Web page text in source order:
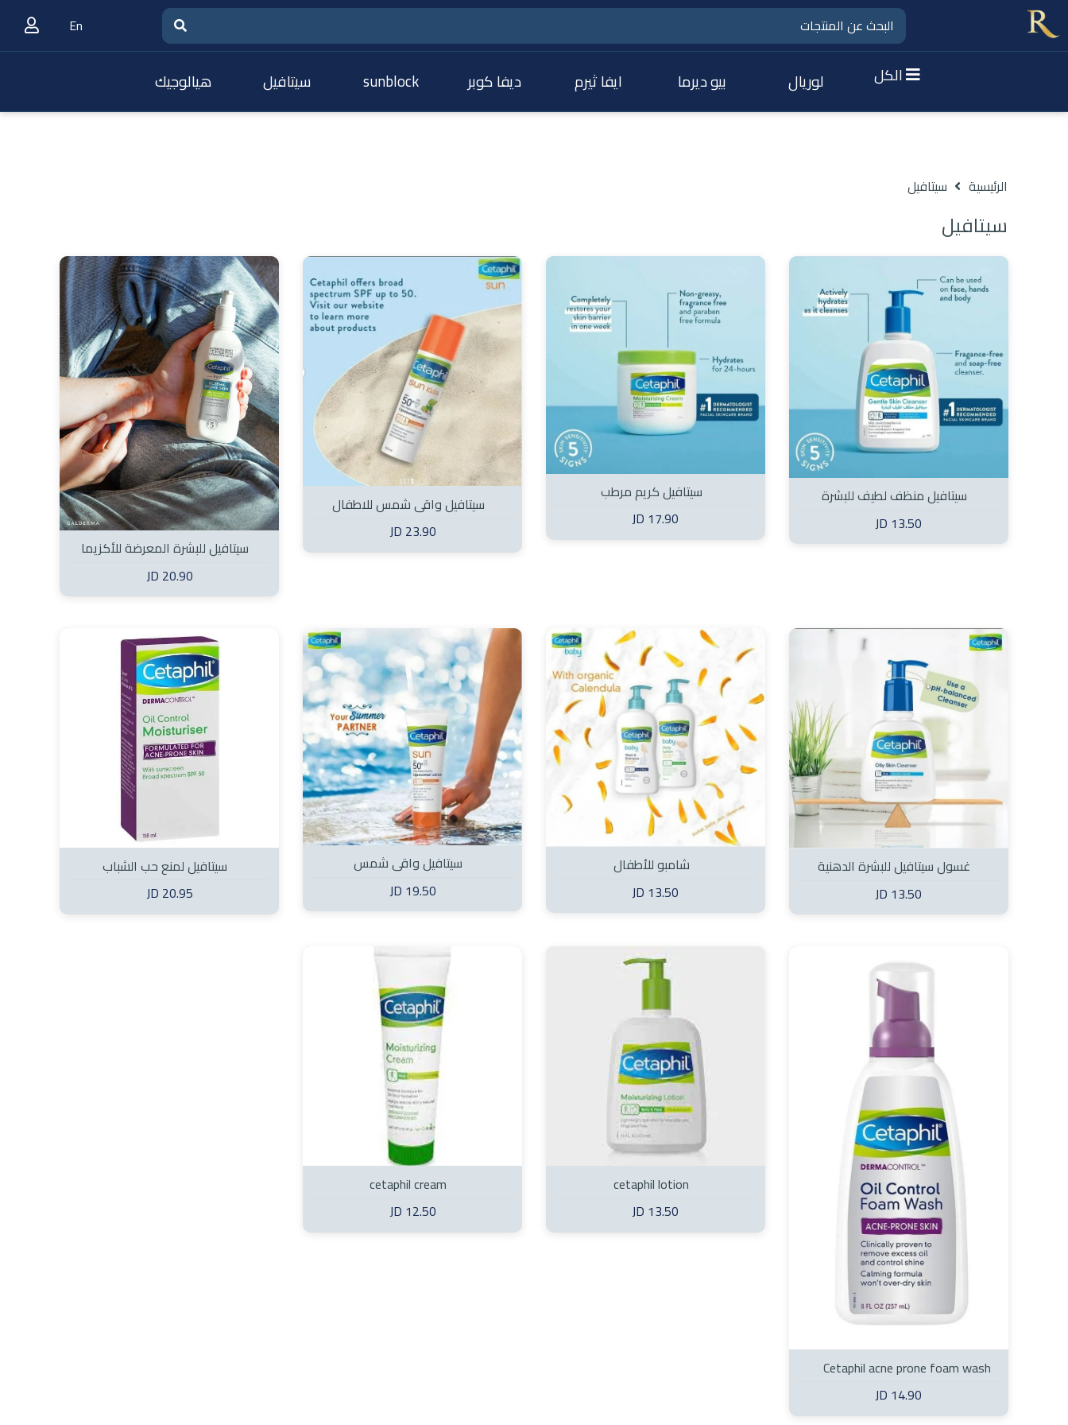
الرئيسية سيتافيل
سيتافيل
سيتافيل منظف لطيف للبشرة
13.50 JD
سيتافيل كريم مرطب
17.90 JD
سيتافيل واقي شمس للاطفال
23.90 JD
سيتافيل للبشرة المعرضة للأكزيما
20.90 JD
غسول سيتافيل للبشرة الدهنية
13.50 JD
شامبو للأطفال
13.50 JD
سيتافيل واقي شمس
19.50 JD
سيتافيل لمنع حب الشباب
20.95 JD
Cetaphil acne prone foam wash
14.90 JD
cetaphil lotion
13.50 JD
cetaphil cream
12.50 JD
En
الكل لوريال بيو ديرما ايفا ثيرم ديفا كوبر sunblock سيتافيل هيالوجيك
Unnamed Dialog